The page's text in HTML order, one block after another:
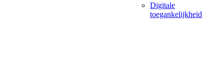
Digitale
toegankelijkheid